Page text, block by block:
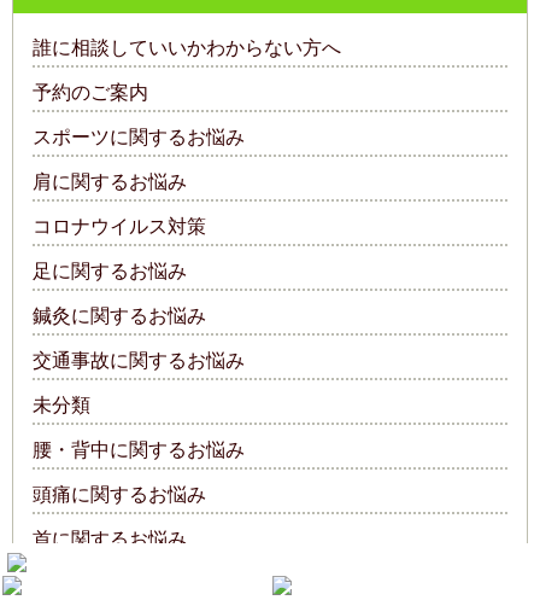
誰に相談していいかわからない方へ
予約のご案内
スポーツに関するお悩み
肩に関するお悩み
コロナウイルス対策
足に関するお悩み
鍼灸に関するお悩み
交通事故に関するお悩み
未分類
腰・背中に関するお悩み
頭痛に関するお悩み
首に関するお悩み